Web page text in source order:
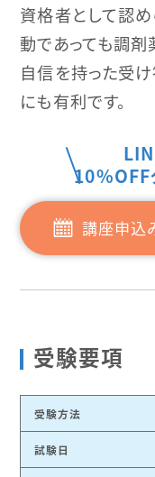
資格者として認
動であっても調
自信を持った受け
にも有利です。
10%OFF
講座申込
受験要項
受験方法
試験日